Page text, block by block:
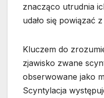
znacząco utrudnia
udało się powiązać
Kluczem do
zjawisko zwane
obserwowane jako
Scyntylacja